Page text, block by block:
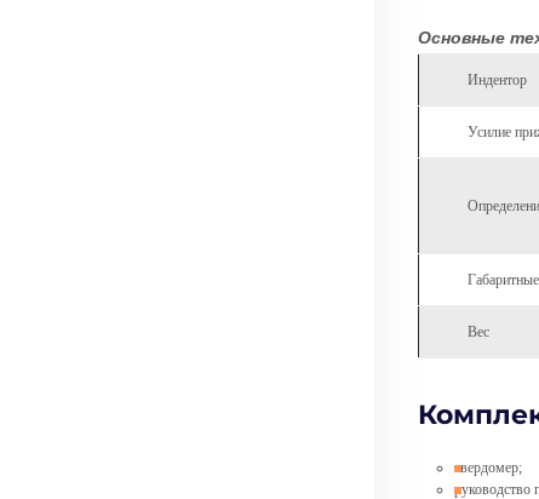
Основные
Индентор
Усилие
Вес
твердомер;
руководство